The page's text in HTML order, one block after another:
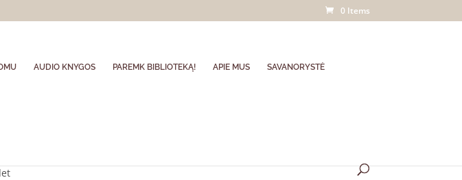
0 Items
AUDIO KNYGOS PAREMK BIBLIOTEKĄ! APIE MUS SAVANORYSTĖ